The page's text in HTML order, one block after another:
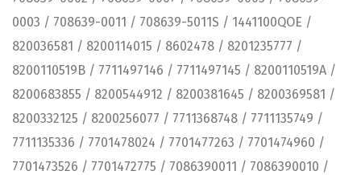
0003 / 708639-0011 / 708639-5011S / 1441100QOE /
820036581 / 8200114015 / 8602478 / 8201235777 /
8200110519B / 7711497146 / 7711497145 / 8200110519A /
8200683855 / 8200544912 / 8200381645 / 8200369581 /
8200332125 / 8200256077 / 7711368748 / 7711135749 /
7711135336 / 7701478024 / 7701477263 / 7701474960 /
7701473526 / 7701472775 / 7086390011 / 7086390010 /